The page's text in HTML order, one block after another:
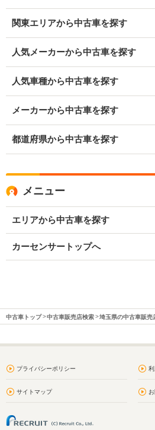
関東エリアから中古車を探す
人気メーカーから中古車を探す
人気車種から中古車を探す
メーカーから中古車を探す
都道府県から中古車を探す
メニュー
エリアから中古車を探す
カーセンサートップへ
中古車トップ 中古車販売店検索 埼玉県の中古車販売
プライバシーポリシー
サイトマップ